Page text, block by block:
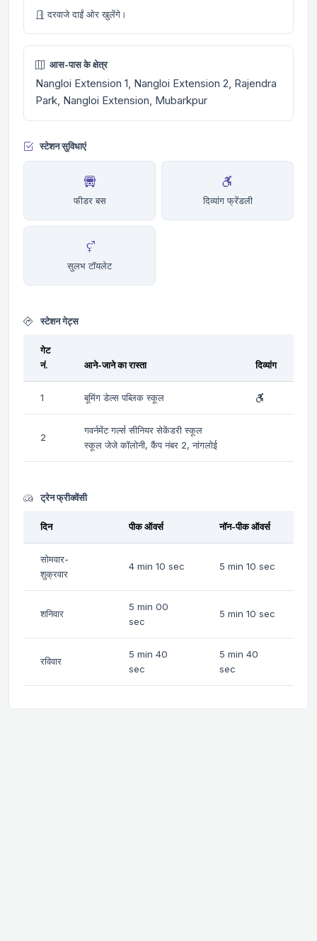
दरवाजे दाईं ओर खुलेंगे।
आस-पास के क्षेत्र
Nangloi Extension 1, Nangloi Extension 2, Rajendra
Park, Nangloi Extension, Mubarkpur
स्टेशन सुविधाएं
फीडर बस दिव्यांग फ्रेंडली
सुलभ टॉयलेट
स्टेशन गेट्स
गेट
नं.
आने-जाने का रास्ता दिव्यांग
1 बूमिंग डेल्स पब्लिक स्कूल
2
गवर्नमेंट गर्ल्स सीनियर सेकेंडरी स्कूल
स्कूल जेजे कॉलोनी, कैंप नंबर 2, नांगलोई
ट्रेन फ्रीक्वेंसी
दिन पीक ऑवर्स नॉन-पीक ऑवर्स
सोमवार-
शुक्रवार
4 min 10 sec 5 min 10 sec
शनिवार
5 min 00
sec
5 min 10 sec
रविवार
5 min 40
sec
5 min 40
sec